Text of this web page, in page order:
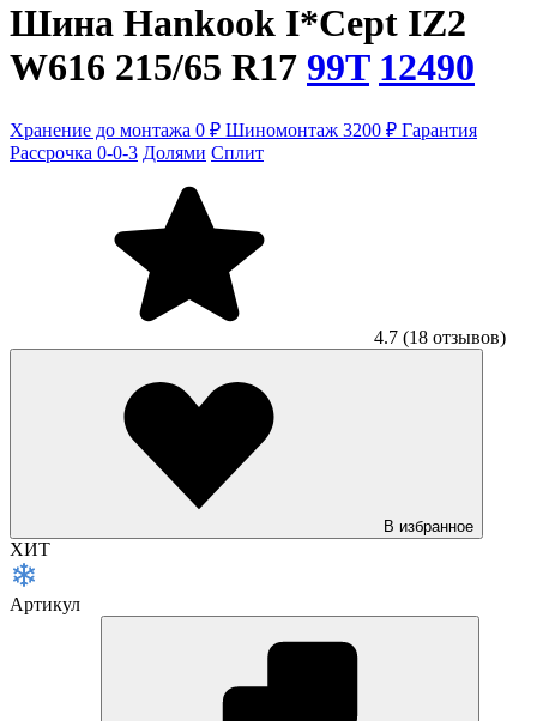
Шина Hankook I*Cept IZ2
W616 215/65 R17 99T 12490
Хранение до монтажа 0 ₽ Шиномонтаж 3200 ₽ Гарантия
Рассрочка 0-0-3 Долями Сплит
4.7 (18 отзывов)
В избранное
ХИТ
Артикул